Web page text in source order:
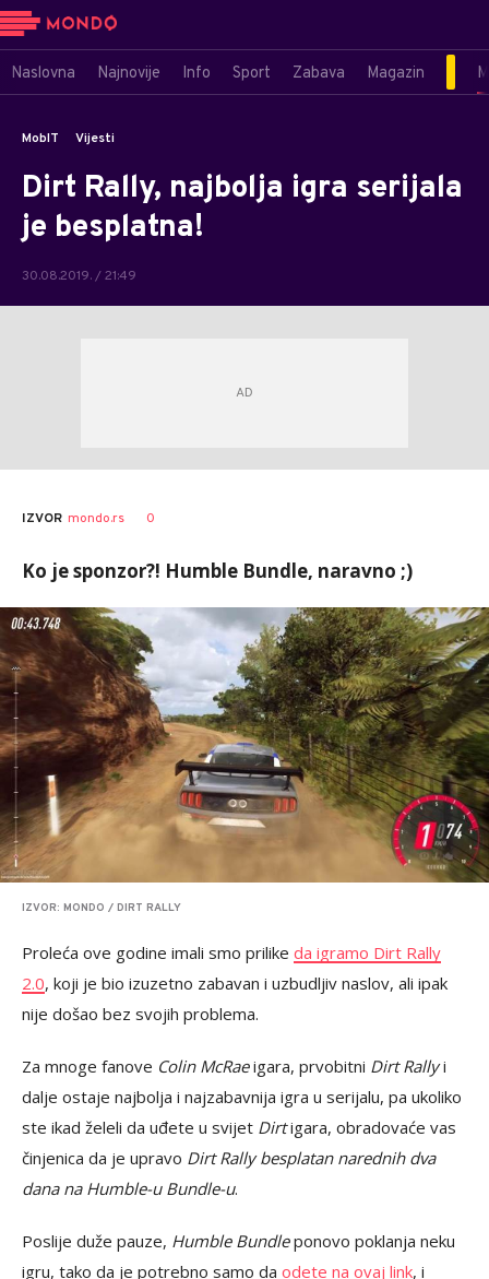
Naslovna Najnovije Info Sport Zabava Magazin
MobIT Vijesti
Dirt Rally, najbolja igra serijala
je besplatna!
30.08.2019. / 21:49
IZVOR mondo.rs 0
Ko je sponzor?! Humble Bundle, naravno ;)
IZVOR: MONDO / DIRT RALLY
Proleća ove godine imali smo prilike da igramo Dirt Rally
2.0, koji je bio izuzetno zabavan i uzbudljiv naslov, ali ipak
nije došao bez svojih problema.
Za mnoge fanove Colin McRaeigara, prvobitni Dirt Rallyi
dalje ostaje najbolja i najzabavnija igra u serijalu, pa ukoliko
ste ikad želeli da uđete u svijet Dirtigara, obradovaće vas
činjenica da je upravo Dirt Rally besplatan narednih dva
dana na Humble-u Bundle-u.
Poslije duže pauze, Humble Bundleponovo poklanja neku
igru, tako da je potrebno samo da odete na ovaj link, i